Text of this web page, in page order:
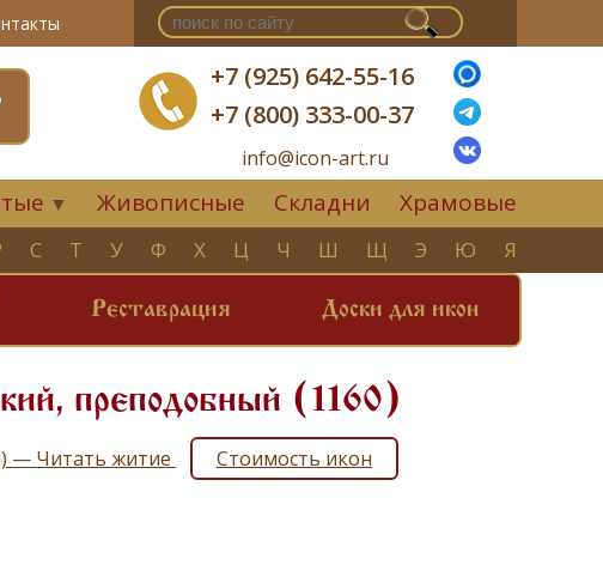
+7 (925) 642-55-16
+7 (800) 333-00-37
info@icon-art.ru
▼ Живописные Складни Храмовые
С Т У Ф Х Ц Ч Ш Щ Э Ю Я
Реставрация Доски для икон
преподобный (1160)
— Читать житие Стоимость икон